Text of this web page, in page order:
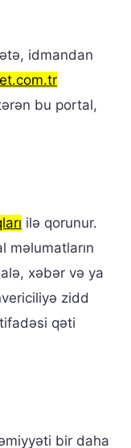
idmandan
bu portal,
ilə qorunur.
məlumatların
xəbər və ya
zidd
qəti
bir daha